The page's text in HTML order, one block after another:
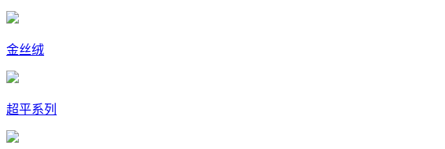
金丝绒
超平系列